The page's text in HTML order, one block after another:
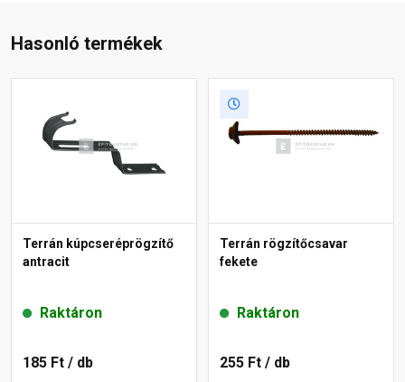
Hasonló termékek
Terrán kúpcseréprögzítő
antracit
Raktáron
185 Ft / db
Terrán rögzítőcsavar
fekete
Raktáron
255 Ft / db